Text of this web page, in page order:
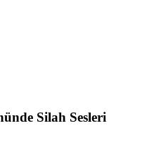
Silah Sesleri